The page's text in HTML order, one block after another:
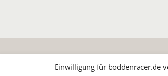
Einwilligung für boddenracer.de